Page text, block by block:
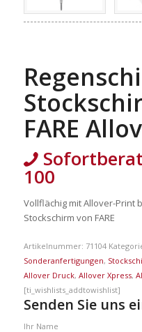
FARE
100
Vollflächig mit Allover-Print
Stockschirm von FARE
Artikelnummer: 71104
Sonderanfertigungen,
Allover Druck, Allover Xpress,
[ti_wishlists_addtowishlist]
Senden Sie uns
Ihr Name